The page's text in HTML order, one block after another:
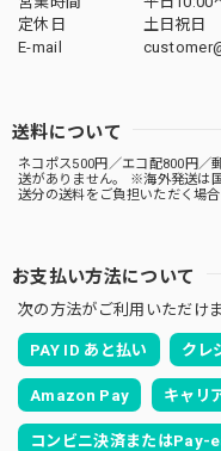
定休日
土日祝日
E-mail
送料について
ネコポス500円／エコ配800円／
送がありません。 ※海外発送は
送分の送料をご負担いただく場合
お支払い方法について
次の方法がご利用いただけま
PAY ID あと払い クレ
Amazon Pay キャリ
コンビニ決済またはPay-